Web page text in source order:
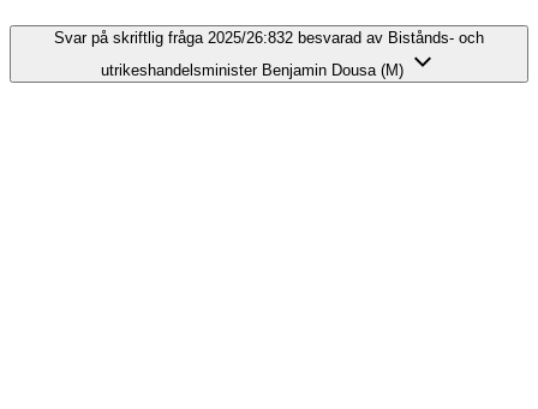
Svar på skriftlig fråga 2025/26:832 besvarad av Bistånds- och
utrikeshandelsminister Benjamin Dousa (M)